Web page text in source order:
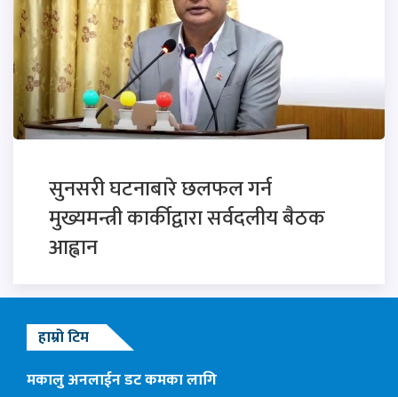
सुनसरी घटनाबारे छलफल गर्न
मुख्यमन्त्री कार्कीद्वारा सर्वदलीय बैठक
आह्वान
हाम्रो टिम
मकालु अनलाईन डट कमका लागि